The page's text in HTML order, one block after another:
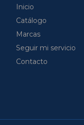
Inicio
Catálogo
Marcas
Seguir mi servicio
Contacto